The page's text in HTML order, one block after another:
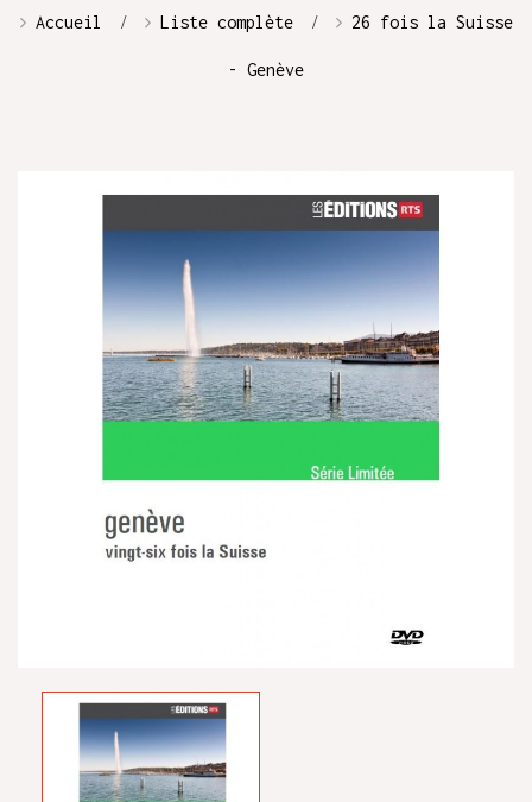
Accueil Liste complète 26 fois la Suisse
- Genève